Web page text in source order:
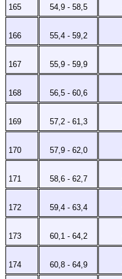
165 54,9 - 58,5
166 55,4 - 59,2
167 55,9 - 59,9
168 56,5 - 60,6
169 57,2 - 61,3
170 57,9 - 62,0
171 58,6 - 62,7
172 59,4 - 63,4
173 60,1 - 64,2
174 60,8 - 64,9